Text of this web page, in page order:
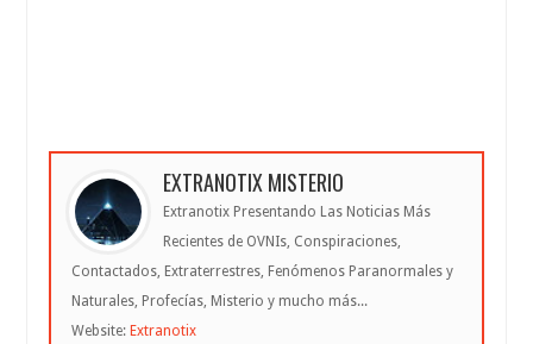
EXTRANOTIX MISTERIO
Extranotix Presentando Las Noticias Más
Recientes de OVNIs, Conspiraciones,
Contactados, Extraterrestres, Fenómenos Paranormales y
Naturales, Profecías, Misterio y mucho más...
Website: Extranotix